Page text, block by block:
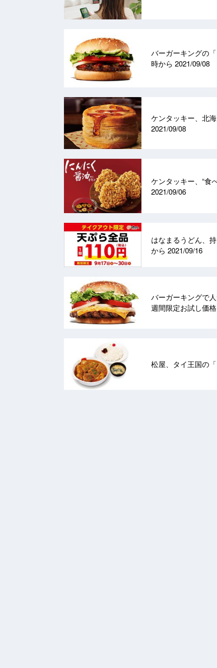
バーガーキングの
時から 2021/09/08
ケンタッキー、北
2021/09/08
ケンタッキー、“食
2021/09/06
はなまるうどん、
から 2021/09/16
バーガーキングで
週間限定お試し価
松屋、タイ王国の